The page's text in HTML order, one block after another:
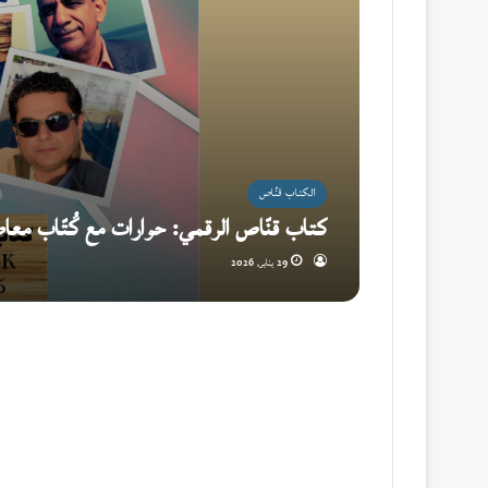
الكتاب قنّاص
كتاب قنّاص الرقمي: حوارات مع كُتّاب
29 يناير، 2026